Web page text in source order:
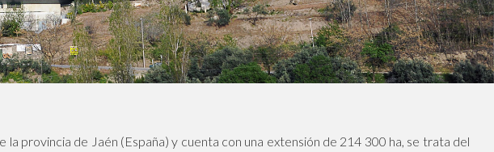
provincia de Jaén (España) y cuenta con una extensión de 214 300 ha, se trata del